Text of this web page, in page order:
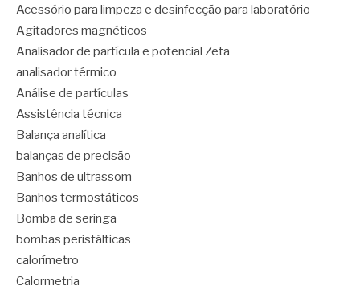
Acessório para limpeza e desinfecção para laboratório
Agitadores magnéticos
Analisador de partícula e potencial Zeta
analisador térmico
Análise de partículas
Assistência técnica
Balança analítica
balanças de precisão
Banhos de ultrassom
Banhos termostáticos
Bomba de seringa
bombas peristálticas
calorímetro
Calormetria